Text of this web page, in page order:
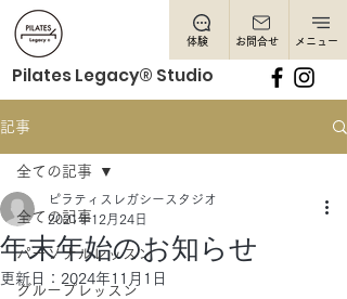
体験 お問合せ メニュー
Pilates Legacy® Studio
記事
全ての記事
パーソナルレッスン
グループレッスン
全ての記事
年末年始のお知らせ
ピラティスレガシースタジオ
2021年12月24日
更新日： 2024年11月1日